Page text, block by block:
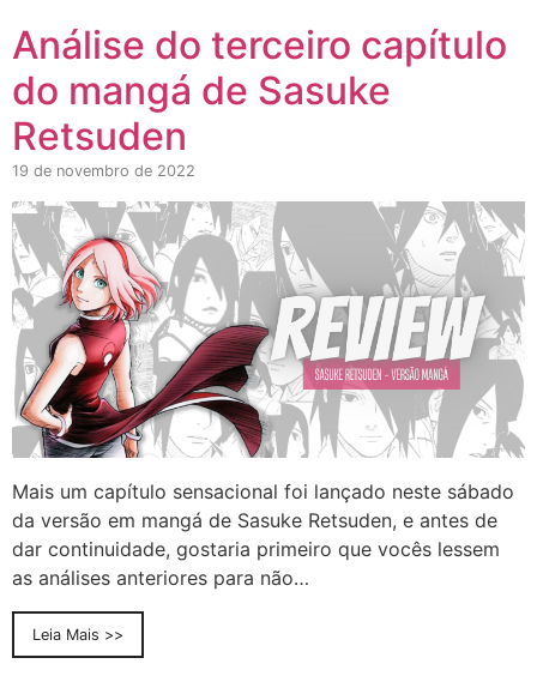
Análise do terceiro capítulo
do mangá de Sasuke
Retsuden
19 de novembro de 2022
Mais um capítulo sensacional foi lançado neste sábado
da versão em mangá de Sasuke Retsuden, e antes de
dar continuidade, gostaria primeiro que vocês lessem
as análises anteriores para não…
Leia Mais >>